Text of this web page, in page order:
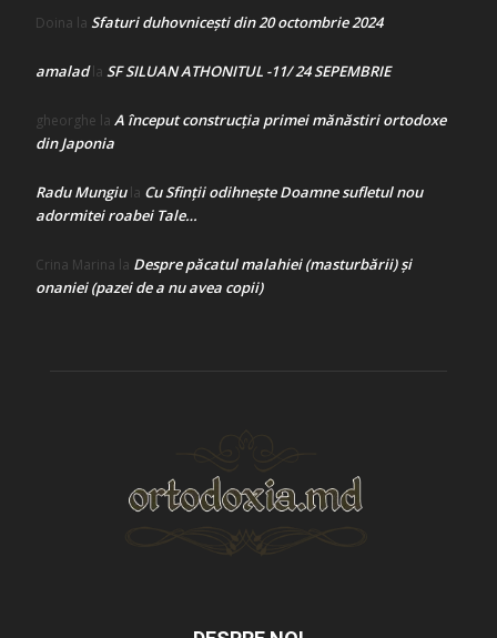
Doina la Sfaturi duhovnicești din 20 octombrie 2024
amaladla SF SILUAN ATHONITUL -11/ 24 SEPEMBRIE
gheorghe la A început construcţia primei mănăstiri ortodoxe
din Japonia
Radu Mungiula Cu Sfinții odihnește Doamne sufletul nou
adormitei roabei Tale…
Crina Marina la Despre păcatul malahiei (masturbării) şi
onaniei (pazei de a nu avea copii)